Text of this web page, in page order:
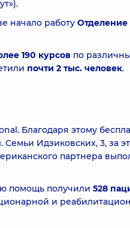
начало работу Отделение
190 курсов по
почти 2 тыс. человек.
Благодаря этому
Идзиковских, 3, за
партнера
помощь получили 528
и